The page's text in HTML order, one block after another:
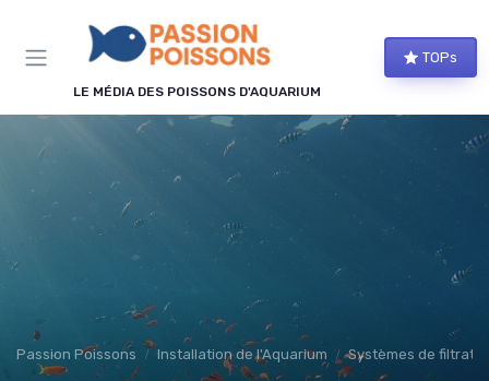
LE MÉDIA DES POISSONS D'AQUARIUM
TOPs
Passion Poissons Installation de l'Aquarium Systèmes de